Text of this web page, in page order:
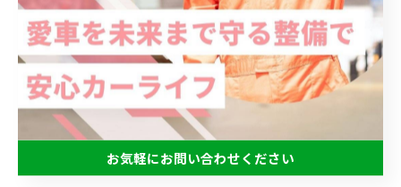
本来の目的は安全性の確保や車両の長寿命化にあるから
です。例えば、作業前後に車両の状態説明がなく、点検
項目の詳細も伝えられない場合は注意が必要です。具体
的には、点検項目のチェックリストを確認し、整備士か
ら現状や今後の整備提案があるかを確認しましょう。こ
れにより、単なる模倣的な車検を回避できます。
お気軽にお問い合わせください